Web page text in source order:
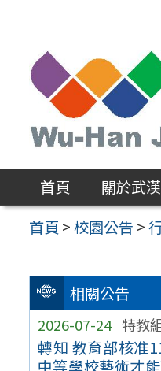
區
首頁 關於武漢
首頁 >校園公告 >
相關公告
2026-07-24 特教
轉知 教育部核准
中等學校藝術才